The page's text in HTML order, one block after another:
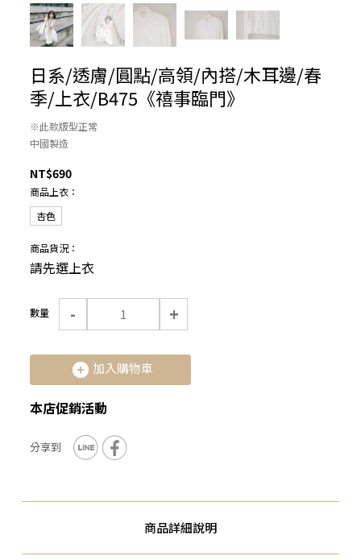
日系/透膚/圓點/高領/內搭/木耳邊/春
季/上衣/B475《禧事臨門》
※此款版型正常
中國製造
NT$690
商品上衣：
杏色
商品貨況：
請先選上衣
數量 - +
加入購物車
本店促銷活動
商品詳細說明